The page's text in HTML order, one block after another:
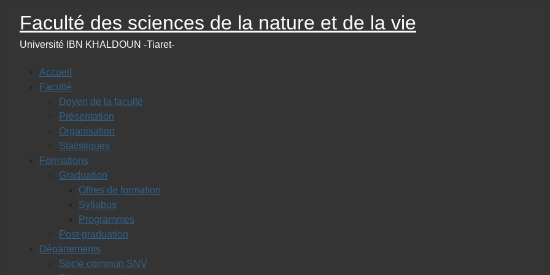
Faculté des sciences de la nature et de la vie
Université IBN KHALDOUN -Tiaret-
Accueil
Faculté
Doyen de la faculté
Présentation
Organisation
Statistiques
Formations
Graduation
Offres de formation
Syllabus
Programmes
Post-graduation
Départements
Socle commun SNV